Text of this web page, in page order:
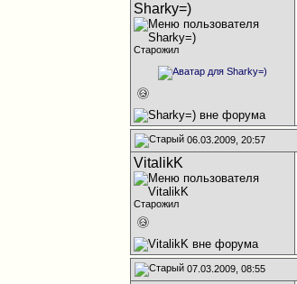
Sharky=)
Старожил
06.03.2009, 20:57
VitalikK
Старожил
07.03.2009, 08:55